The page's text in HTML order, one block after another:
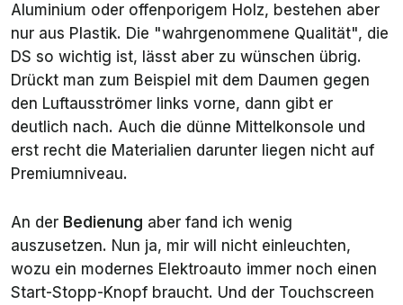
Aluminium oder offenporigem Holz, bestehen aber
nur aus Plastik. Die "wahrgenommene Qualität", die
DS so wichtig ist, lässt aber zu wünschen übrig.
Drückt man zum Beispiel mit dem Daumen gegen
den Luftausströmer links vorne, dann gibt er
deutlich nach. Auch die dünne Mittelkonsole und
erst recht die Materialien darunter liegen nicht auf
Premiumniveau.
An der Bedienung aber fand ich wenig
auszusetzen. Nun ja, mir will nicht einleuchten,
wozu ein modernes Elektroauto immer noch einen
Start-Stopp-Knopf braucht. Und der Touchscreen